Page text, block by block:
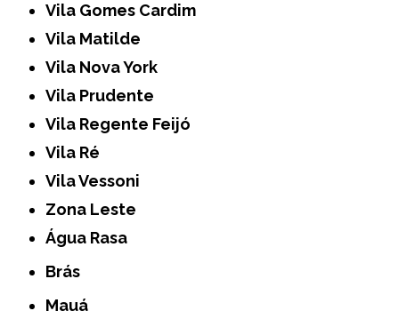
Vila Gomes Cardim
Vila Matilde
Vila Nova York
Vila Prudente
Vila Regente Feijó
Vila Ré
Vila Vessoni
Zona Leste
Água Rasa
Brás
Mauá